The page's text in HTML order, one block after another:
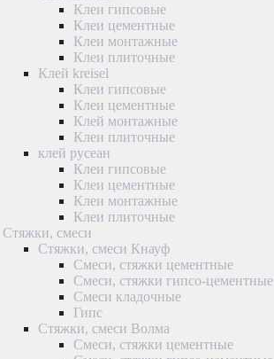
Клеи гипсовые
Клеи цементные
Клеи монтажные
Клеи плиточные
Клей kreisel
Клеи гипсовые
Клеи цементные
Клей монтажные
Клеи плиточные
клей русеан
Клеи гипсовые
Клеи цементные
Клеи монтажные
Клеи плиточные
Стяжки, смеси
Стяжки, смеси Кнауф
Смеси, стяжки цементные
Смеси, стяжки гипсо-цементные
Смеси кладочные
Гипс
Стяжки, смеси Волма
Смеси, стяжки цементные